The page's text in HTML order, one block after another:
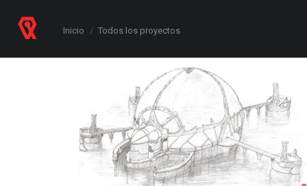
Estás aquí:
Inicio Todos los proyectos